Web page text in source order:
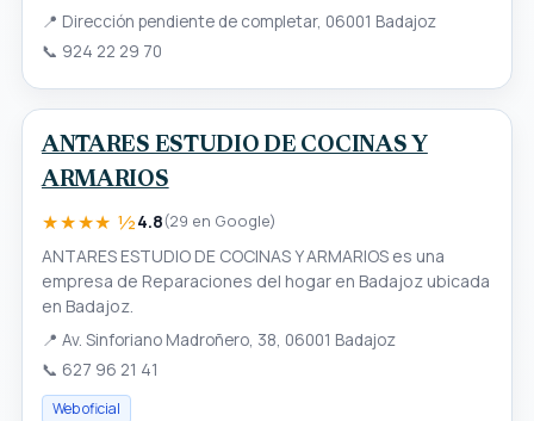
📍 Dirección pendiente de completar, 06001 Badajoz
📞 924 22 29 70
ANTARES ESTUDIO DE COCINAS Y
ARMARIOS
★★★★ ½4.8(29 en Google)
ANTARES ESTUDIO DE COCINAS Y ARMARIOS es una
empresa de Reparaciones del hogar en Badajoz ubicada
en Badajoz.
📍 Av. Sinforiano Madroñero, 38, 06001 Badajoz
📞 627 96 21 41
Web oficial